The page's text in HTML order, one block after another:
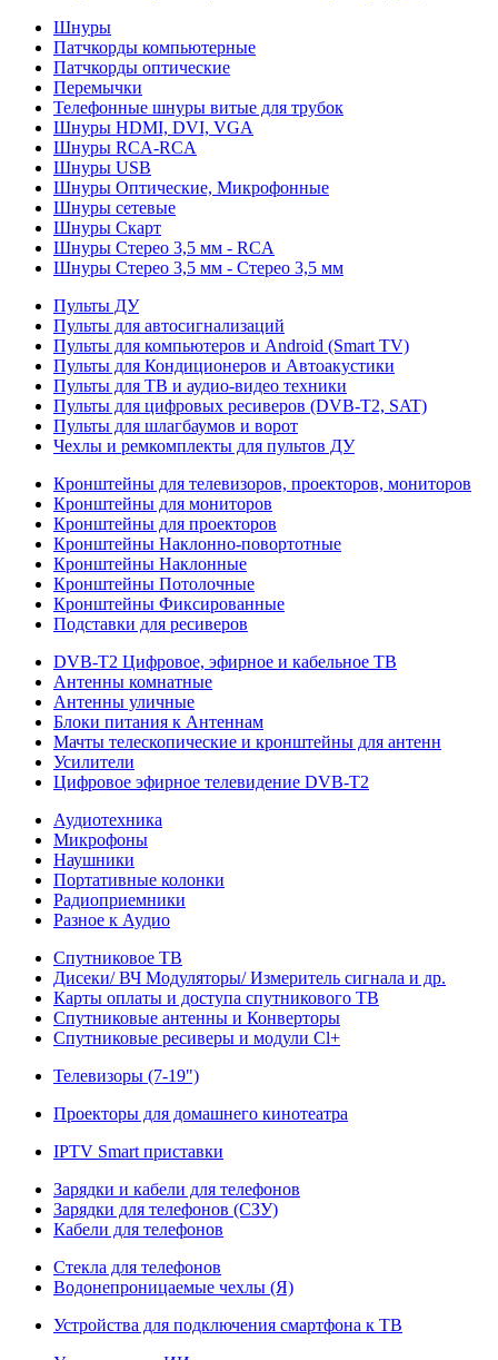
Шнуры
Патчкорды компьютерные
Патчкорды оптические
Перемычки
Телефонные шнуры витые для трубок
Шнуры HDMI, DVI, VGA
Шнуры RCA-RCA
Шнуры USB
Шнуры Оптические, Микрофонные
Шнуры сетевые
Шнуры Скарт
Шнуры Стерео 3,5 мм - RCA
Шнуры Стерео 3,5 мм - Стерео 3,5 мм
Пульты ДУ
Пульты для автосигнализаций
Пульты для компьютеров и Android (Smart TV)
Пульты для Кондиционеров и Автоакустики
Пульты для ТВ и аудио-видео техники
Пульты для цифровых ресиверов (DVB-T2, SAT)
Пульты для шлагбаумов и ворот
Чехлы и ремкомплекты для пультов ДУ
Кронштейны для телевизоров, проекторов, мониторов
Кронштейны для мониторов
Кронштейны для проекторов
Кронштейны Наклонно-повортотные
Кронштейны Наклонные
Кронштейны Потолочные
Кронштейны Фиксированные
Подставки для ресиверов
DVB-T2 Цифровое, эфирное и кабельное ТВ
Антенны комнатные
Антенны уличные
Блоки питания к Антеннам
Мачты телескопические и кронштейны для антенн
Усилители
Цифровое эфирное телевидение DVB-Т2
Аудиотехника
Микрофоны
Наушники
Портативные колонки
Радиоприемники
Разное к Аудио
Спутниковое ТВ
Дисеки/ ВЧ Модуляторы/ Измеритель сигнала и др.
Карты оплаты и доступа спутникового ТВ
Спутниковые антенны и Конверторы
Спутниковые ресиверы и модули Cl+
Телевизоры (7-19")
Проекторы для домашнего кинотеатра
IPTV Smart приставки
Зарядки и кабели для телефонов
Зарядки для телефонов (СЗУ)
Кабели для телефонов
Стекла для телефонов
Водонепроницаемые чехлы (Я)
Устройства для подключения смартфона к ТВ